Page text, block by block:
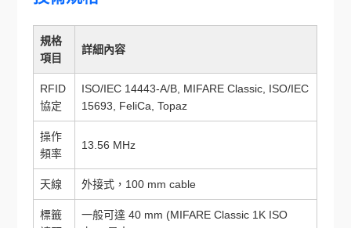
規格
項目
詳細內容
RFID
協定
ISO/IEC 14443-A/B, MIFARE Classic, ISO/IEC
15693, FeliCa, Topaz
操作
頻率
13.56 MHz
天線 外接式，100 mm cable
標籤
一般可達 40 mm (MIFARE Classic 1K ISO